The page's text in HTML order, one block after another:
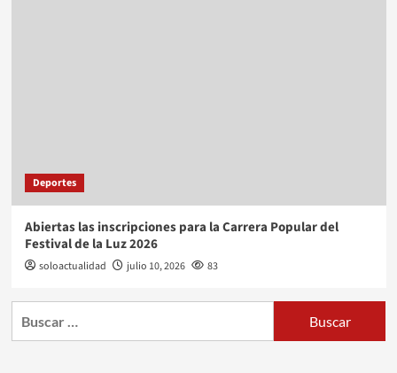
Deportes
Abiertas las inscripciones para la Carrera Popular del
Festival de la Luz 2026
soloactualidad julio 10, 2026 83